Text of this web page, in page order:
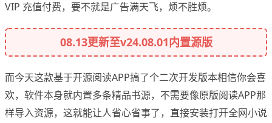
VIP 充值付费，要不就是广告满天飞，烦不胜烦。
08.13更新至v24.08.01内置源版
而今天这款基于开源阅读APP搞了个二次开发版本相信你会喜
欢，软件本身就内置多条精品书源，不需要像原版阅读APP那
样导入资源，这就能让人省心省事了，直接安装打开全网小说